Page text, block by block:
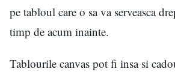
pe tabloul care o sa va serveasca
timp de acum inainte.
Tablourile canvas pot fi insa si